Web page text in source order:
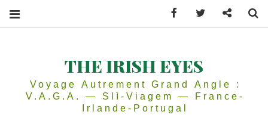
THE IRISH EYES
Voyage Autrement Grand Angle :
V.A.G.A. — Slì-Viagem — France-
Irlande-Portugal
Facebook Twitter